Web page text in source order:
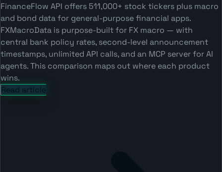
FinanceFlow API offers 511,000+ stock tickers plus macro
and bond data for general-purpose financial apps.
FXMacroData is purpose-built for FX macro — with
central bank policy rates, second-level announcement
timestamps, unlimited API calls, and an MCP server for AI
agents. This comparison maps out where each product
wins.
Read article